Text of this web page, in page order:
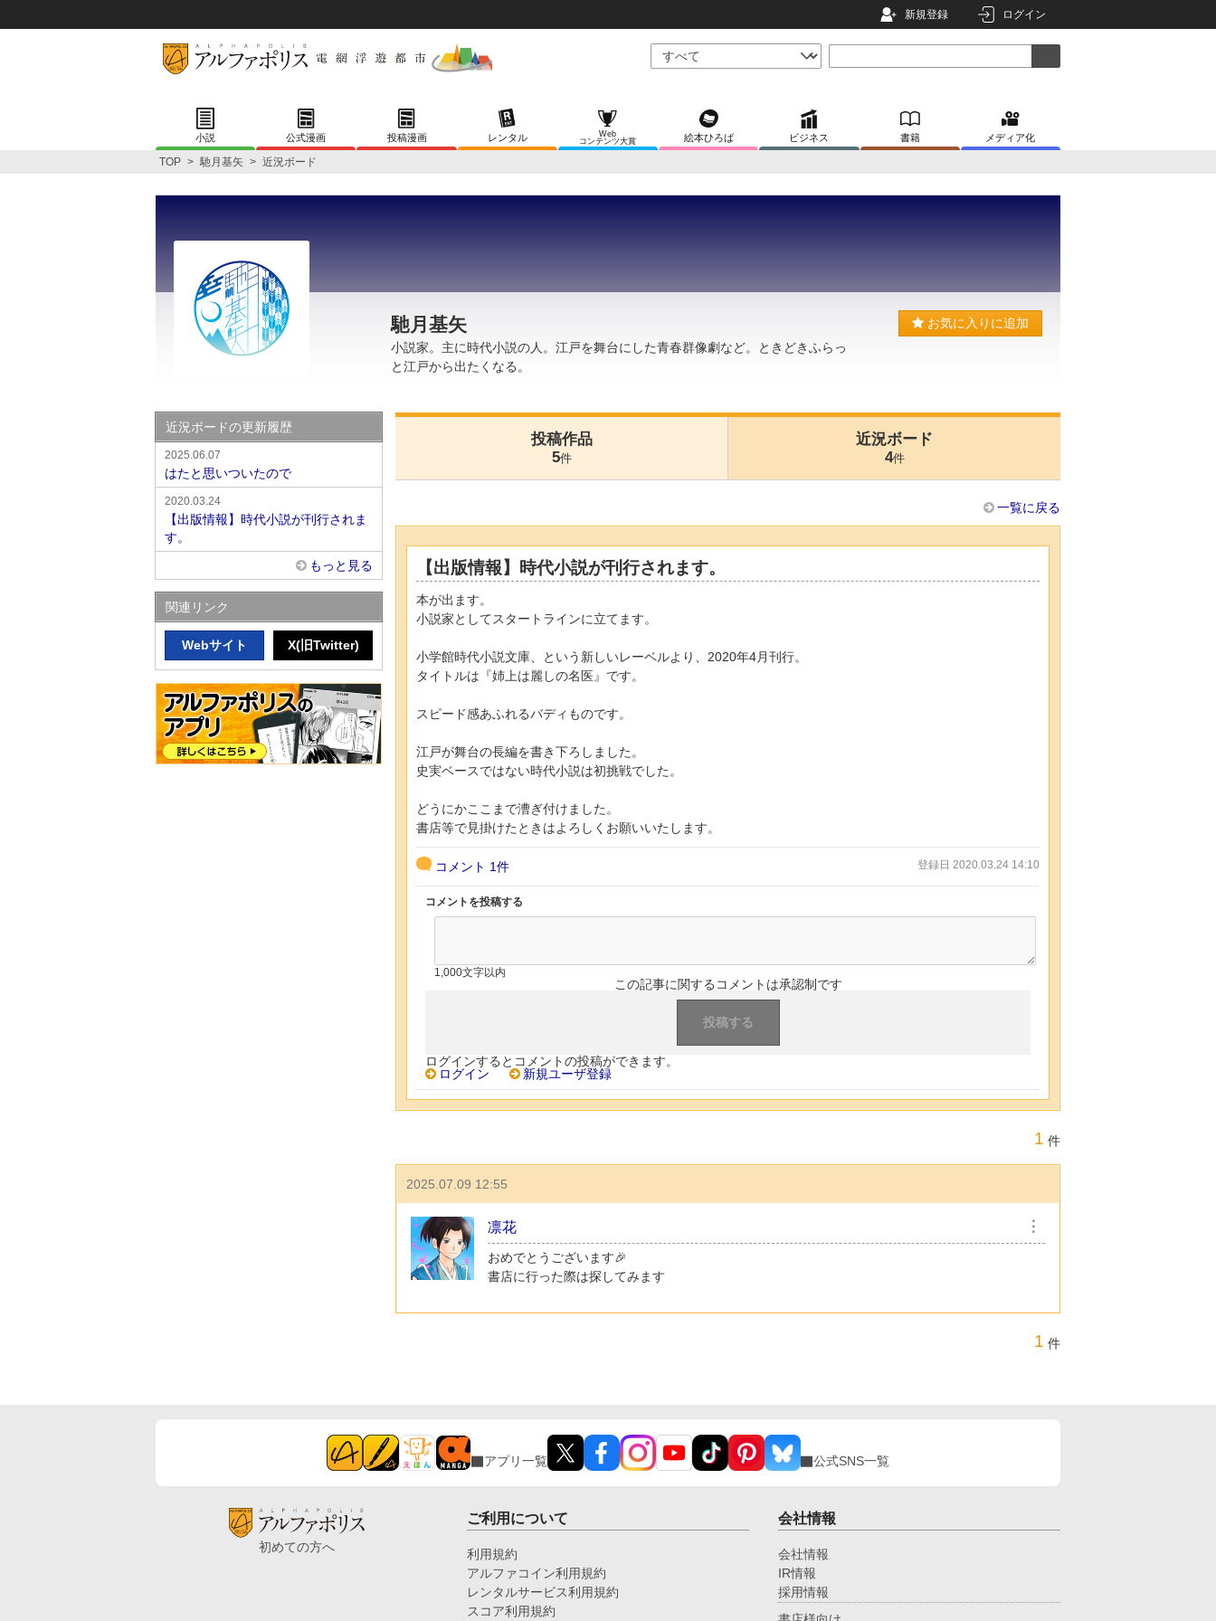
新規登録 ログイン
小説 公式漫画 投稿漫画 レンタル
Web
コンテンツ大賞
絵本ひろば ビジネス 書籍 メディア化
TOP > 馳月基矢 > 近況ボード
馳月基矢
小説家。主に時代小説の人。江戸を舞台にした青春群像劇など。ときどきふらっ
と江戸から出たくなる。
お気に入りに追加
投稿作品
5件
近況ボード
4件
一覧に戻る
【出版情報】時代小説が刊行されます。
本が出ます。
小説家としてスタートラインに立てます。
小学館時代小説文庫、という新しいレーベルより、2020年4月刊行。
タイトルは『姉上は麗しの名医』です。
スピード感あふれるバディものです。
江戸が舞台の長編を書き下ろしました。
史実ベースではない時代小説は初挑戦でした。
どうにかここまで漕ぎ付けました。
書店等で見掛けたときはよろしくお願いいたします。
コメント 1件 登録日 2020.03.24 14:10
コメントを投稿する
1,000文字以内
この記事に関するコメントは承認制です
ログインするとコメントの投稿ができます。
ログイン
新規ユーザ登録
1 件
2025.07.09 12:55
凛花 ︙
おめでとうございます🎉
書店に行った際は探してみます
1 件
近況ボードの更新履歴
2025.06.07
はたと思いついたので
2020.03.24
【出版情報】時代小説が刊行されま
す。
もっと見る
関連リンク
Webサイト X(旧Twitter)
アプリ一覧 公式SNS一覧
初めての方へ
ご利用について
利用規約
アルファコイン利用規約
レンタルサービス利用規約
スコア利用規約
会社情報
会社情報
IR情報
採用情報